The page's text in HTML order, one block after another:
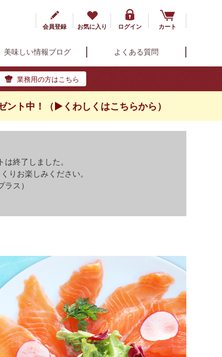
会員登録 お気に入り ログイン カート
美味しい情報ブログ よくある質問
業務用の方はこちら
ント中！（▶くわしくはこちらから）
終了しました。
りお楽しみください。
ス）